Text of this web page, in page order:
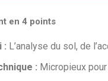
en 4 points
: L’analyse du sol, de
: Micropieux